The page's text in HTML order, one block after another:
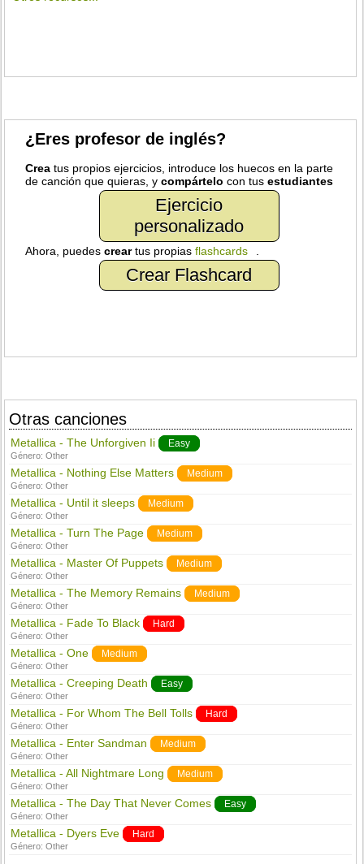
¿Eres profesor de inglés?
Crea tus propios ejercicios, introduce los huecos en la parte
de canción que quieras, ycompártelo con tusestudiantes
Ejercicio
personalizado
Ahora, puedescreartus propiasflashcards
Crear Flashcard
Otras canciones
Metallica - The Unforgiven Ii Easy
Género:Other
Metallica - Nothing Else Matters Medium
Género:Other
Metallica - Until it sleeps Medium
Género:Other
Metallica - Turn The Page Medium
Género:Other
Metallica - Master Of Puppets Medium
Género:Other
Metallica - The Memory Remains Medium
Género:Other
Metallica - Fade To Black Hard
Género:Other
Metallica - One Medium
Género:Other
Metallica - Creeping Death Easy
Género:Other
Metallica - For Whom The Bell Tolls Hard
Género:Other
Metallica - Enter Sandman Medium
Género:Other
Metallica - All Nightmare Long Medium
Género:Other
Metallica - The Day That Never Comes Easy
Género:Other
Metallica - Dyers Eve Hard
Género:Other